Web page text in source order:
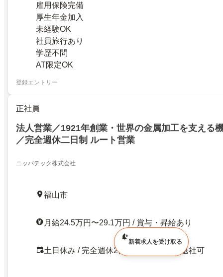
雇用保険完備
厚生年金加入
未経験OK
社員旅行あり
学歴不問
AT限定OK
登録エントリー
正社員
法人営業／1921年創業・世界の金属加工を支える
／完全週休二日制 ルート営業
ニッパテック株式会社
福山市
月給24.5万円〜29.1万円 / 賞与・昇給あり
土日休み / 完全週休2日制 / 18時までに退社可
新着求人を受け取る